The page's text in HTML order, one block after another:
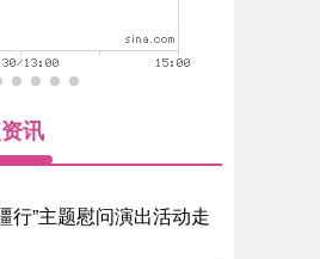
讯
行”主题慰问演出活动走